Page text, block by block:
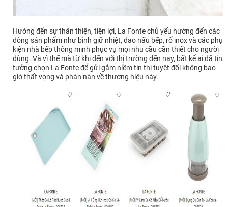
Hướng đến sự thân thiện, tiện lợi, La Fonte chủ yếu hướng đến các
dòng sản phẩm như bình giữ nhiệt, dao nấu bếp, rổ inox và các phụ
kiện nhà bếp thông minh phục vụ mọi nhu cầu cần thiết cho người
dùng. Và vì thế mà từ khi đến với thị trường đến nay, bất kể ai đã tin
tưởng chọn La Fonte để gửi gắm niềm tin thì tuyệt đối không bao
giờ thất vọng và phàn nàn về thương hiệu này.